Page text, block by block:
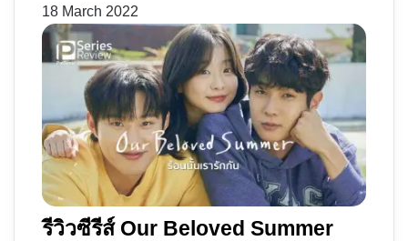
18 March 2022
รีวิวซีรีส์ Our Beloved Summer